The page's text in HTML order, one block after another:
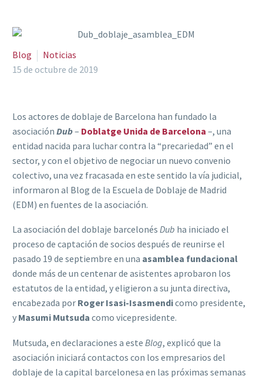
Blog
Noticias
15 de octubre de 2019
Los actores de doblaje de Barcelona han fundado la
asociación Dub– Doblatge Unida de Barcelona –, una
entidad nacida para luchar contra la “precariedad” en el
sector, y con el objetivo de negociar un nuevo convenio
colectivo, una vez fracasada en este sentido la vía judicial,
informaron al Blog de la Escuela de Doblaje de Madrid
(EDM) en fuentes de la asociación.
La asociación del doblaje barcelonés Dub ha iniciado el
proceso de captación de socios después de reunirse el
pasado 19 de septiembre en una asamblea fundacional
donde más de un centenar de asistentes aprobaron los
estatutos de la entidad, y eligieron a su junta directiva,
encabezada por Roger Isasi-Isasmendicomo presidente,
y Masumi Mutsuda como vicepresidente.
Mutsuda, en declaraciones a este Blog, explicó que la
asociación iniciará contactos con los empresarios del
doblaje de la capital barcelonesa en las próximas semanas